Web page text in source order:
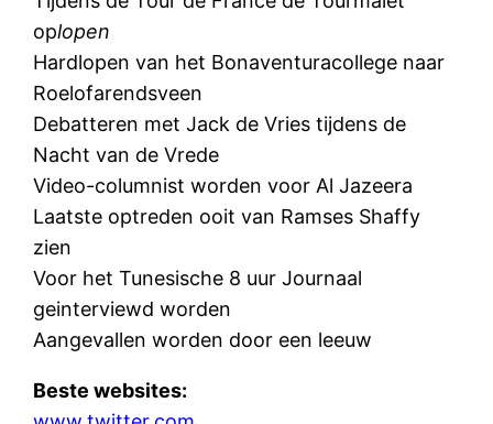
oplopen
Hardlopen van het Bonaventuracollege naar
Roelofarendsveen
Debatteren met Jack de Vries tijdens de
Nacht van de Vrede
Video-columnist worden voor Al Jazeera
Laatste optreden ooit van Ramses Shaffy
zien
Voor het Tunesische 8 uur Journaal
geinterviewd worden
Aangevallen worden door een leeuw
Beste websites: